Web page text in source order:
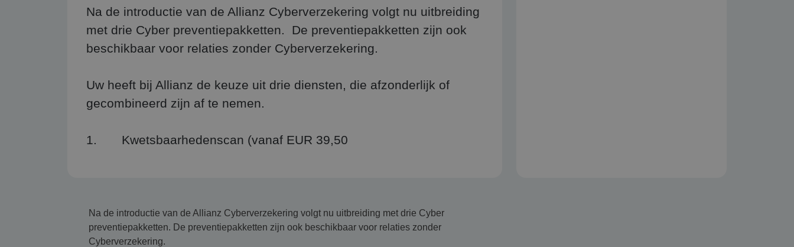
Na de introductie van de Allianz Cyberverzekering volgt nu uitbreiding
met drie Cyber preventiepakketten. De preventiepakketten zijn ook
beschikbaar voor relaties zonder Cyberverzekering.
Uw heeft bij Allianz de keuze uit drie diensten, die afzonderlijk of
gecombineerd zijn af te nemen.
1. Kwetsbaarhedenscan (vanaf EUR 39,50
Na de introductie van de Allianz Cyberverzekering volgt nu uitbreiding met drie Cyber
preventiepakketten. De preventiepakketten zijn ook beschikbaar voor relaties zonder
Cyberverzekering.